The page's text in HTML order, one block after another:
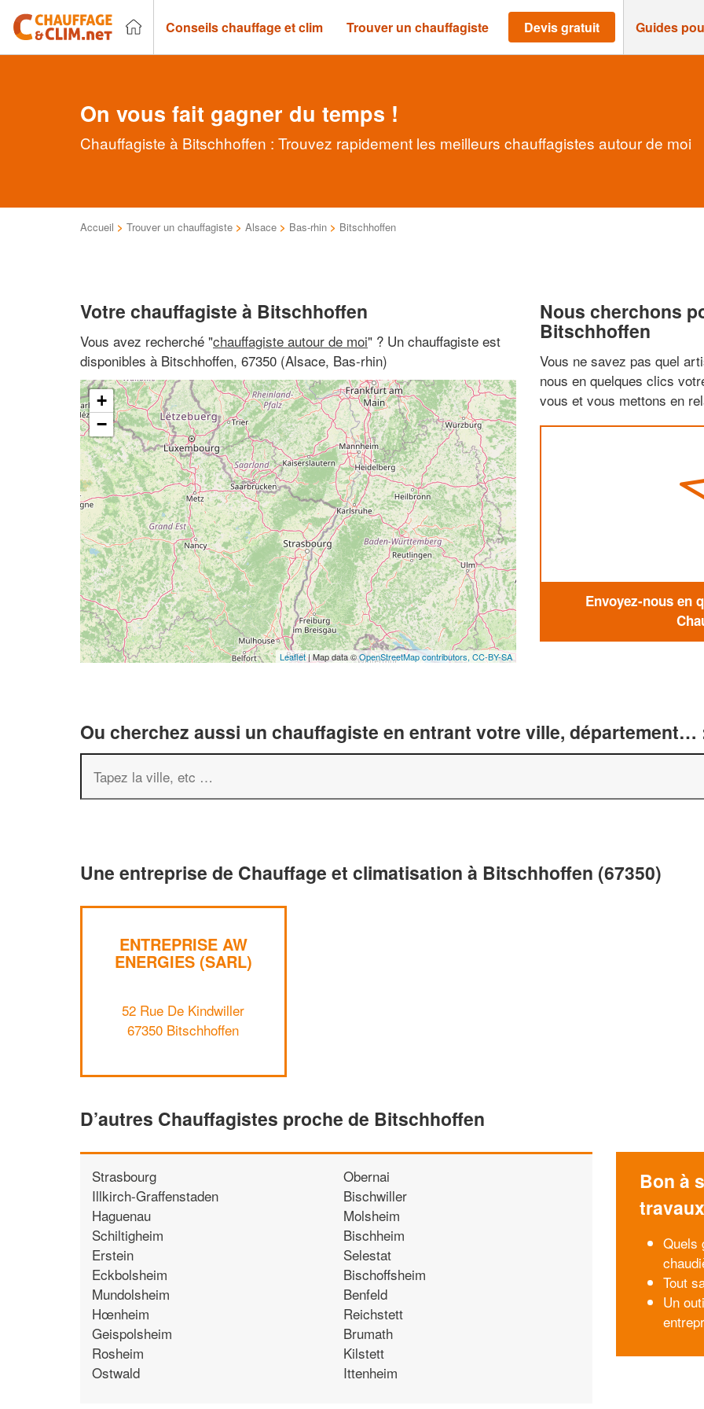
Conseils chauffage et clim Trouver un chauffagiste Devis gratuit Guides
On vous fait gagner du temps !
Chauffagiste à Bitschhoffen : Trouvez rapidement les meilleurs chauffagistes autour de moi
Accueil > Trouver un chauffagiste > Alsace > Bas-rhin > Bitschhoffen
Votre chauffagiste à Bitschhoffen
Vous avez recherché "chauffagiste autour de moi" ? Un chauffagiste est
disponibles à Bitschhoffen, 67350 (Alsace, Bas-rhin)
+
−
Leaflet| Map data ©OpenStreetMap contributors, CC-BY-SA
Nous cherchons
Bitschhoffen
Vous ne savez pas quel
nous en quelques clics
vous et vous mettons en
Envoyez-nous en
Ou cherchez aussi un chauffagiste en entrant votre ville, département…
Une entreprise de Chauffage et climatisation à Bitschhoffen (67350)
ENTREPRISE AW
ENERGIES (SARL)
52 Rue De Kindwiller
67350 Bitschhoffen
D’autres Chauffagistes proche de Bitschhoffen
Strasbourg
Illkirch-Graffenstaden
Haguenau
Schiltigheim
Erstein
Eckbolsheim
Mundolsheim
Hœnheim
Geispolsheim
Rosheim
Ostwald
Obernai
Bischwiller
Molsheim
Bischheim
Selestat
Bischoffsheim
Benfeld
Reichstett
Brumath
Kilstett
Ittenheim
Bon à
travaux
Quels
Tout
Un